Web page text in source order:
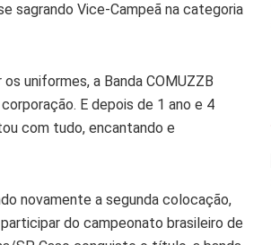
sagrando Vice-Campeã na categoria
uniformes, a Banda COMUZZB
E depois de 1 ano e 4
com tudo, encantando e
novamente a segunda colocação,
do campeonato brasileiro de